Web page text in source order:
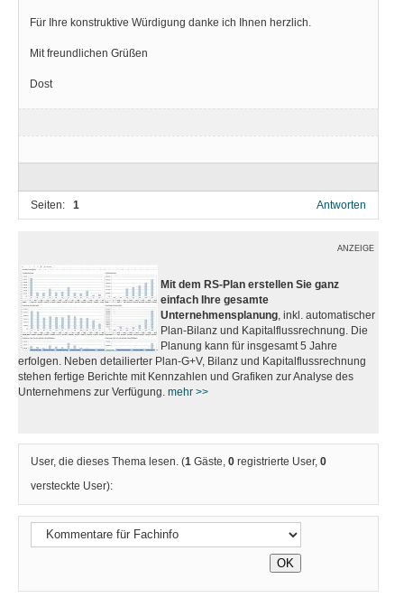
Für Ihre konstruktive Würdigung danke ich Ihnen herzlich.
Mit freundlichen Grüßen
Dost
Seiten: 1 Antworten
ANZEIGE
Mit dem RS-Plan erstellen Sie ganz
einfach Ihre gesamte
Unternehmensplanung , inkl. automatischer
Plan-Bilanz und Kapitalflussrechnung. Die
Planung kann für insgesamt 5 Jahre
erfolgen. Neben detailierter Plan-G+V, Bilanz und Kapitalflussrechnung
stehen fertige Berichte mit Kennzahlen und Grafiken zur Analyse des
Unternehmens zur Verfügung. mehr >>
User, die dieses Thema lesen. (1 Gäste,0 registrierte User,0
versteckte User):